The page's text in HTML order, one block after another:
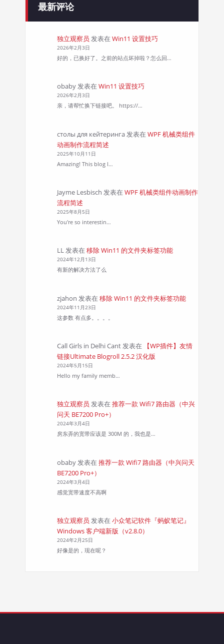
最新评论
独立观察员 发表在 Win11 设置技巧
2026年2月3日
好的，已换好了。之前的站点坏掉啦？怎么回…
obaby发表在 Win11 设置技巧
2026年2月3日
亲，请帮忙换下链接吧。 https://…
столы для кейтеринга发表在 WPF 机械类组件
动画制作流程简述
2025年10月11日
Amazing! This blog l…
Jayme Lesbisch 发表在 WPF 机械类组件动画制作
流程简述
2025年8月5日
You're so interestin…
LL发表在 移除 Win11 的文件夹标签功能
2024年12月13日
有新的解决方法了么
zjahon 发表在 移除 Win11 的文件夹标签功能
2024年11月23日
这参数 有点多。。。。
Call Girls in Delhi Cant发表在
【WP插件】友情
链接Ultimate Blogroll 2.5.2 汉化版
2024年5月15日
Hello my family memb…
独立观察员 发表在 推荐一款 Wifi7 路由器（中兴
问天 BE7200 Pro+）
2024年3月4日
房东弄的宽带应该是 300M 的，我也是…
obaby发表在 推荐一款 Wifi7 路由器（中兴问天
BE7200 Pro+）
2024年3月4日
感觉宽带速度不高啊
独立观察员 发表在 小众笔记软件『蚂蚁笔记』
Windows 客户端新版（v2.8.0）
2024年2月25日
好像是的，现在呢？